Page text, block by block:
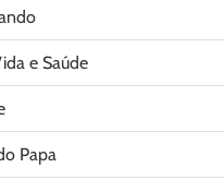
e Saúde
Papa